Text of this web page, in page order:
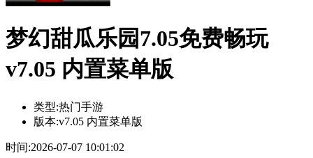
梦幻甜瓜乐园7.05免费畅玩
v7.05 内置菜单版
类型:热门手游
版本:v7.05 内置菜单版
时间:2026-07-07 10:01:02